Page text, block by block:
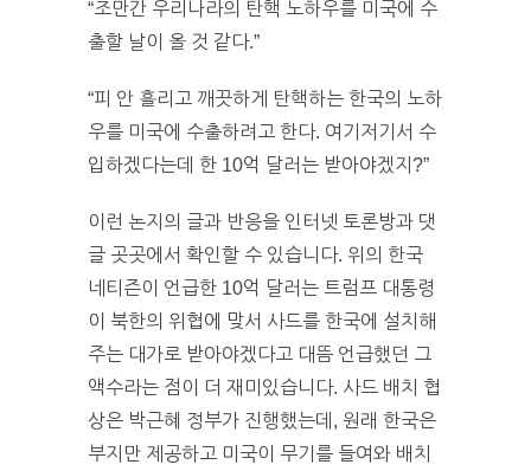
“조만간 우리나라의 탄핵 노하우를 미국에 수
출할 날이 올 것 같다.”
“피 안 흘리고 깨끗하게 탄핵하는 한국의 노하
우를 미국에 수출하려고 한다. 여기저기서 수
입하겠다는데 한 10억 달러는 받아야겠지?”
이런 논지의 글과 반응을 인터넷 토론방과 댓
글 곳곳에서 확인할 수 있습니다. 위의 한국
네티즌이 언급한 10억 달러는 트럼프 대통령
이 북한의 위협에 맞서 사드를 한국에 설치해
주는 대가로 받아야겠다고 대뜸 언급했던 그
액수라는 점이 더 재미있습니다. 사드 배치 협
상은 박근혜 정부가 진행했는데, 원래 한국은
부지만 제공하고 미국이 무기를 들여와 배치